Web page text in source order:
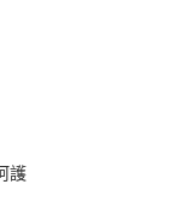
含以上)免運費
護